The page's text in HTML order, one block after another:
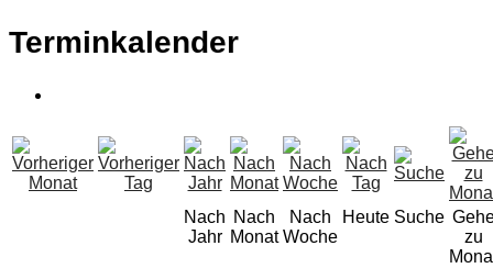
Terminkalender
Nach
Jahr
Nach
Monat
Nach
Woche
Heute Suche
zu